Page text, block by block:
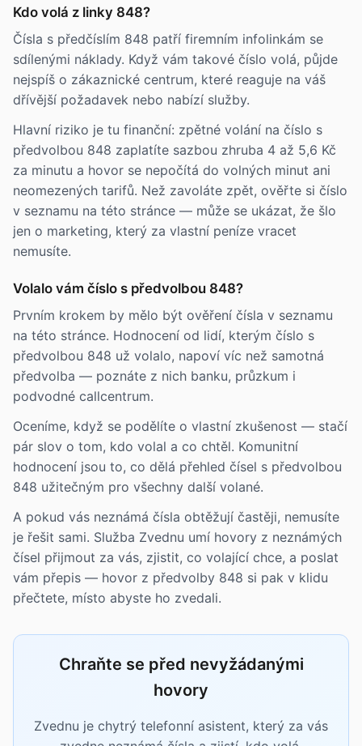
Kdo volá z linky 848?
Čísla s předčíslím 848 patří firemním infolinkám se
sdílenými náklady. Když vám takové číslo volá, půjde
nejspíš o zákaznické centrum, které reaguje na váš
dřívější požadavek nebo nabízí služby.
Hlavní riziko je tu finanční: zpětné volání na číslo s
předvolbou 848 zaplatíte sazbou zhruba 4 až 5,6 Kč
za minutu a hovor se nepočítá do volných minut ani
neomezených tarifů. Než zavoláte zpět, ověřte si číslo
v seznamu na této stránce — může se ukázat, že šlo
jen o marketing, který za vlastní peníze vracet
nemusíte.
Volalo vám číslo s předvolbou 848?
Prvním krokem by mělo být ověření čísla v seznamu
na této stránce. Hodnocení od lidí, kterým číslo s
předvolbou 848 už volalo, napoví víc než samotná
předvolba — poznáte z nich banku, průzkum i
podvodné callcentrum.
Oceníme, když se podělíte o vlastní zkušenost — stačí
pár slov o tom, kdo volal a co chtěl. Komunitní
hodnocení jsou to, co dělá přehled čísel s předvolbou
848 užitečným pro všechny další volané.
A pokud vás neznámá čísla obtěžují častěji, nemusíte
je řešit sami. Služba Zvednu umí hovory z neznámých
čísel přijmout za vás, zjistit, co volající chce, a poslat
vám přepis — hovor z předvolby 848 si pak v klidu
přečtete, místo abyste ho zvedali.
Chraňte se před nevyžádanými
hovory
Zvednu je chytrý telefonní asistent, který za vás